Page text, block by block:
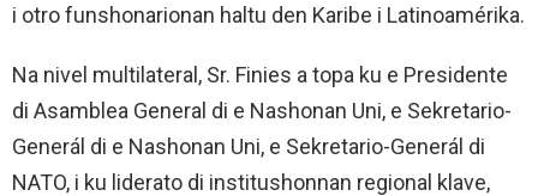
i otro funshonarionan haltu den Karibe i Latinoamérika.
Na nivel multilateral, Sr. Finies a topa ku e Presidente
di Asamblea General di e Nashonan Uni, e Sekretario-
Generál di e Nashonan Uni, e Sekretario-Generál di
NATO, i ku liderato di institushonnan regional klave,